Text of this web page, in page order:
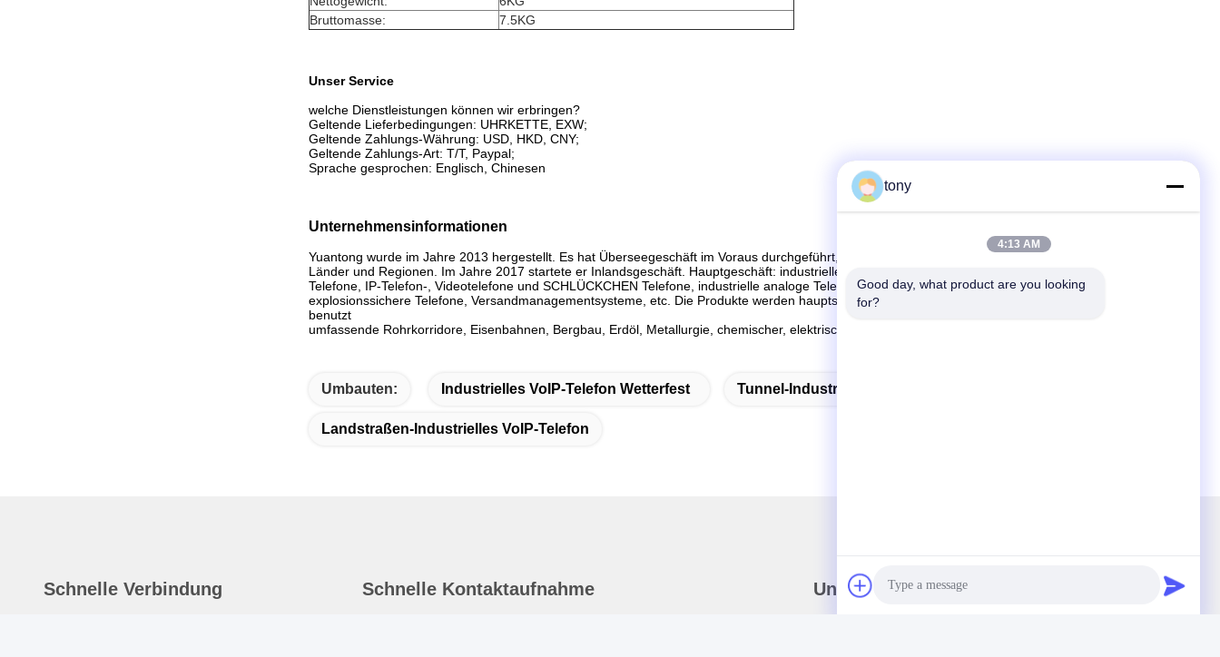
Bruttomasse:
7.5KG
Unser Service
welche Dienstleistungen können wir erbringen?
Geltende Lieferbedingungen: UHRKETTE, EXW;
Geltende Zahlungs-Währung: USD, HKD, CNY;
Geltende Zahlungs-Art: T/T, Paypal;
Sprache gesprochen: Englisch, Chinesen
Unternehmensinformationen
Yuantong wurde im Jahre 2013 hergestellt. Es hat Überseegeschäft im Voraus durchgeführt, und seine Produkte werden in 120 exportiert
Länder und Regionen. Im Jahre 2017 startete er Inlandsgeschäft. Hauptgeschäft: industrielle Telefone. Produkte schließen Faseroptik mit ein
Telefone, IP-Telefon-, Videotelefone und SCHLÜCKCHEN Telefone, industrielle analoge Telefone, WIFI-Telefone, Satellitentelefone,
explosionssichere Telefone, Versandmanagementsysteme, etc. Die Produkte werden hauptsächlich in den Landstraßen, städtischer Untergrund
benutzt
umfassende Rohrkorridore, Eisenbahnen, Bergbau, Erdöl, Metallurgie, chemischer, elektrischer Strom und andere Felder.
Umbauten: Industrielles VoIP-Telefon Wetterfest Tunnel-Industrielles VoIP-Telefon
Landstraßen-Industrielles VoIP-Telefon
Schnelle Verbindung Schnelle Kontaktaufnahme Unser Newsletter
tony
4:13 AM
Good day, what product are you looking
for?